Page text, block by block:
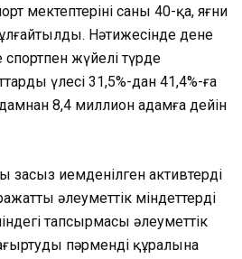
мектептерінің саны 40-қа, яғни
Нәтижесінде дене
жүйелі түрде
үлесі 31,5%-дан 41,4%-ға
8,4 миллион адамға дейін
иемденілген активтерді
әлеуметтік міндеттерді
тапсырмасы әлеуметтік
пәрменді құралына